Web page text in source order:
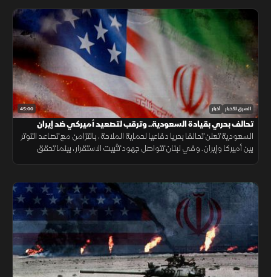
45:00 الشرق للأخبار أخبار
تحالف بحري بقيادة السعودية.. وترقب لتصعيد أميركي ضد إيران
السعودية تعلن تحالفا بحريا دفاعيا لحماية الملاحة، بالتزامن مع تصاعد التوتر
بين أميركا وإيران. وفي لبنان تتواصل جهود تثبيت الاستقرار، بينما تحقق